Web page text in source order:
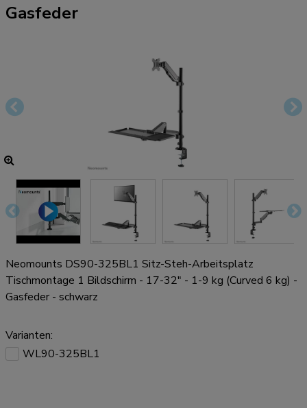
Gasfeder
Neomounts DS90-325BL1 Sitz-Steh-Arbeitsplatz
Tischmontage 1 Bildschirm - 17-32" - 1-9 kg (Curved 6 kg) -
Gasfeder - schwarz
Varianten:
WL90-325BL1